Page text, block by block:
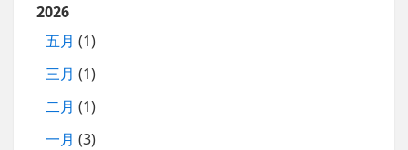
2026
五月 (1)
三月 (1)
二月 (1)
一月 (3)